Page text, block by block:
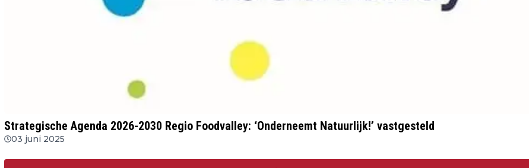
Strategische Agenda 2026-2030 Regio Foodvalley: ‘Onderneemt Natuurlijk!’ vastgesteld
03 juni 2025